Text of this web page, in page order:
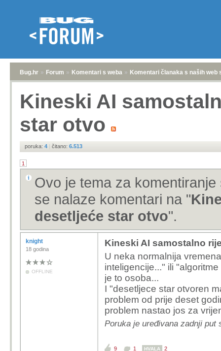
Bug.hr » Forum » Komentari s weba » Komentari članaka s naših web
Kineski AI
star otvo
poruka: 4 | čitano: 6.513
1
Ovo je tema za
se nalaze komentari na "
desetljeće star otvo".
knight
18 godina
OFFLINE
Kineski AI samostalno
U neka normalnija
inteligencije..." ili
je to osoba...
I "desetljece star otvoren
problem od prije deset
problem nastao jos za
Poruka je uređivana zadnji put
9 1 HVALA 2